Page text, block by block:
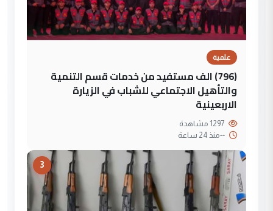
علمية
(796) الف مستفيد من خدمات قسم التنمية
والتأهيل الاجتماعي للشباب في الزيارة
الاربعينية
--منذ 24 ساعة
3